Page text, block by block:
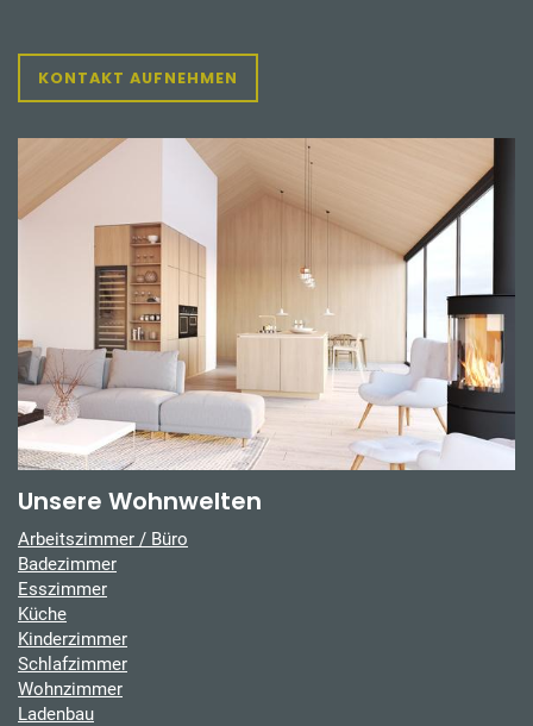
KONTAKT AUFNEHMEN
Unsere Wohnwelten
Arbeitszimmer / Büro
Badezimmer
Esszimmer
Küche
Kinderzimmer
Schlafzimmer
Wohnzimmer
Ladenbau